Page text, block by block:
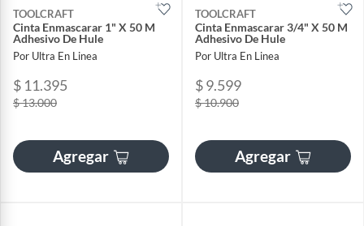
TOOLCRAFT
Cinta Enmascarar 1" X 50 M
Adhesivo De Hule
Por Ultra En Linea
$ 11.395
$ 13.000
Agregar
TOOLCRAFT
Cinta Enmascarar 3/4" X 50 M
Adhesivo De Hule
Por Ultra En Linea
$ 9.599
$ 10.900
Agregar